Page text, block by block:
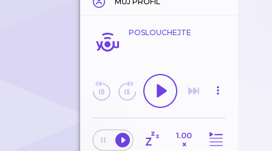
POSLOUCHEJTE
1.00
×